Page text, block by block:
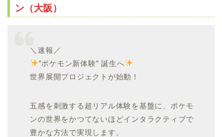
ン（大阪）
＼速報／
”ポケモン新体験” 誕生へ
世界展開プロジェクトが始動！
五感を刺激する超リアル体験を基盤に、ポケモ
ンの世界をかつてないほどインタラクティブで
豊かな方法で実現します。